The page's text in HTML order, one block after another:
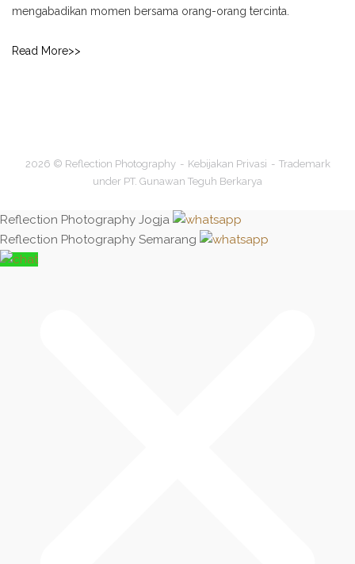
mengabadikan momen bersama orang-orang tercinta.
Read More>>
2026 © Reflection Photography Kebijakan Privasi
Trademark
under PT. Gunawan Teguh Berkarya
Reflection Photography Jogja
Reflection Photography Semarang